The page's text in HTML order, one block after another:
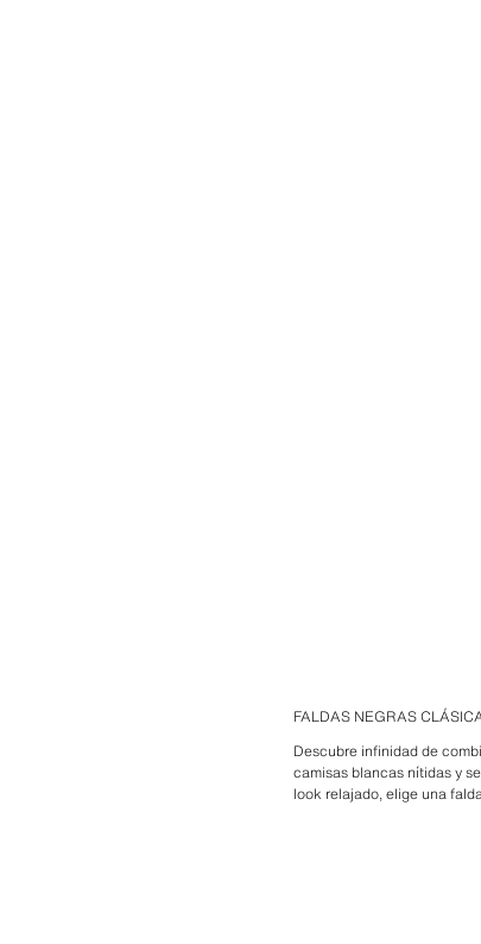
FALDAS NEGRAS
Descubre infinidad de
camisas blancas nítidas y
look relajado, elige una